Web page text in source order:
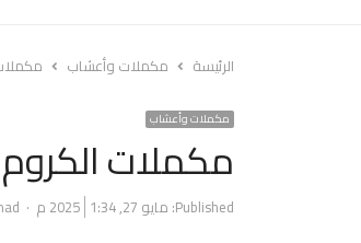
الرئيسة مكملات وأعشاب
مكملات وأعشاب
مكملات
Published: مايو 27, 2025 1:34 م